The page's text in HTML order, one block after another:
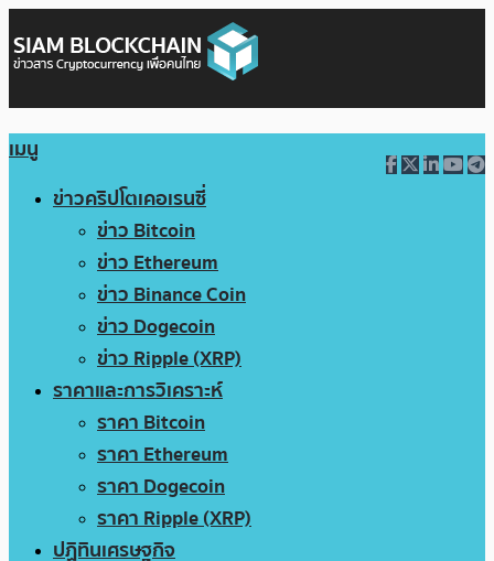
เมนู
ข่าวคริปโตเคอเรนซี่
ข่าว Bitcoin
ข่าว Ethereum
ข่าว Binance Coin
ข่าว Dogecoin
ข่าว Ripple (XRP)
ราคาและการวิเคราะห์
ราคา Bitcoin
ราคา Ethereum
ราคา Dogecoin
ราคา Ripple (XRP)
ปฏิทินเศรษฐกิจ